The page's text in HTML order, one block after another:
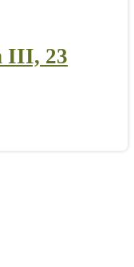
III, 23